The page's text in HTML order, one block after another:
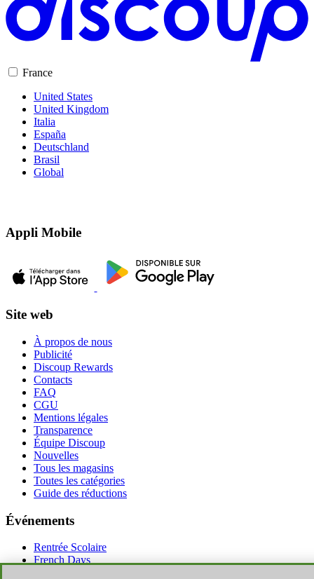
TikTok Shop
France
United States
United Kingdom
Italia
España
Deutschland
Brasil
Global
Appli Mobile
Site web
À propos de nous
Publicité
Discoup Rewards
Contacts
FAQ
CGU
Mentions légales
Transparence
Équipe Discoup
Nouvelles
Tous les magasins
Toutes les catégories
Guide des réductions
Événements
Rentrée Scolaire
French Days